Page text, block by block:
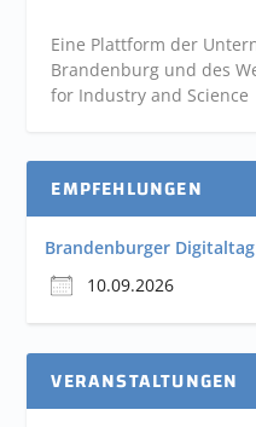
Eine Plattform der
Brandenburg und des
for Industry and Science
EMPFEHLUNGEN
Brandenburger
10.09.2026
VERANSTALTUNGEN